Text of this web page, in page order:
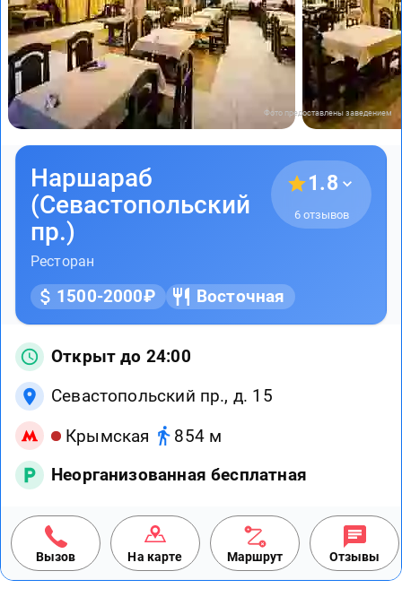
Фото предоставлены заведением
Наршараб
(Севастопольский
пр.)
Ресторан
1.8
6 отзывов
1500-2000₽ Восточная
Открыт до 24:00
Севастопольский пр., д. 15
Крымская
854 м
Неорганизованная бесплатная
Вызов На карте Маршрут Отзывы